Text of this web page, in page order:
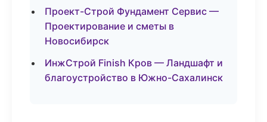
Проект-Строй Фундамент Сервис —
Проектирование и сметы в
Новосибирск
ИнжСтрой Finish Кров — Ландшафт и
благоустройство в Южно-Сахалинск